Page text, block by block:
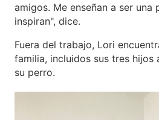
amigos. Me enseñan a ser una
inspiran", dice.
Fuera del trabajo, Lori
familia, incluidos sus tres hijos
su perro.